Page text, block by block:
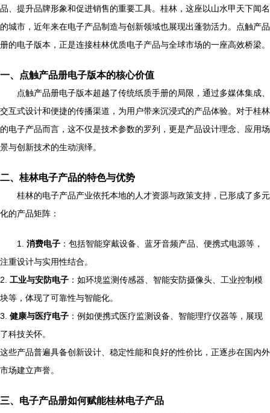
品、提升品牌形象和促进销售的重要工具。桂林，这座以山水甲天下闻名
的城市，近年来在电子产品制造与创新领域也展现出蓬勃活力。点触产品
册的电子版本，正是连接桂林优质电子产品与全球市场的一座高效桥梁。
一、点触产品册电子版本的核心价值
点触产品册电子版本超越了传统纸质手册的局限，通过多媒体集成、
交互式设计和便捷的传播渠道，为用户带来沉浸式的产品体验。对于桂林
的电子产品而言，这不仅是技术参数的罗列，更是产品设计理念、应用场
景与创新技术的生动演绎。
二、桂林电子产品的特色与优势
桂林的电子产品产业依托本地的人才资源与政策支持，已形成了多元
化的产品矩阵：
1. 消费电子 ：包括智能穿戴设备、蓝牙音频产品、便携式电源等，
注重设计与实用性结合。
2. 工业与安防电子 ：如环境监测传感器、智能安防摄像头、工业控制模
块等，体现了可靠性与智能化。
3. 健康与医疗电子 ：例如便携式医疗监测设备、智能理疗仪器等，展现
了科技关怀。
这些产品普遍具备创新设计、稳定性能和良好的性价比，正逐步在国内外
市场建立声誉。
三、电子产品册如何赋能桂林电子产品